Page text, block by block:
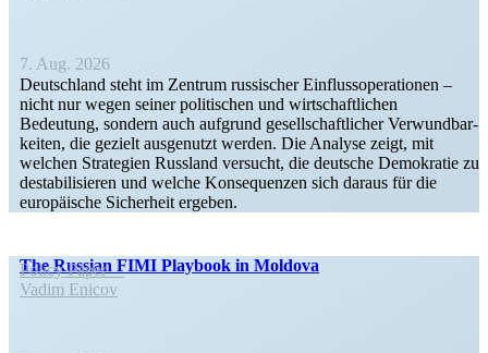
7. Aug. 2026
Deutschland steht im Zentrum russi­scher Einfluss­ope­ra­tionen –
nicht nur wegen seiner politi­schen und wirtschaft­lichen
Bedeutung, sondern auch aufgrund gesell­schaft­licher Verwund­bar­
keiten, die gezielt ausge­nutzt werden. Die Analyse zeigt, mit
welchen Strategien Russland versucht, die deutsche Demokratie zu
desta­bi­li­sieren und welche Konse­quenzen sich daraus für die
europäische Sicherheit ergeben.
The Russian FIMI Playbook in Moldova
Policy Paper
Vadim Enicov